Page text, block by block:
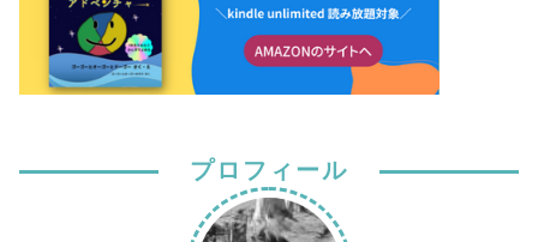
プロフィール